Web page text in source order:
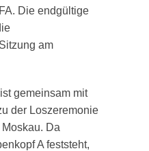
Die endgültige
am
gemeinsam mit
der Loszeremonie
Da
A feststeht,